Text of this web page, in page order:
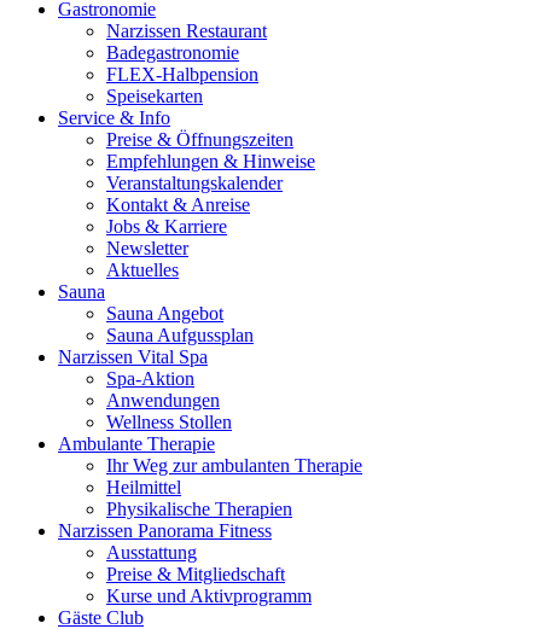
Gastronomie
Narzissen Restaurant
Badegastronomie
FLEX-Halbpension
Speisekarten
Service & Info
Preise & Öffnungszeiten
Empfehlungen & Hinweise
Veranstaltungskalender
Kontakt & Anreise
Jobs & Karriere
Newsletter
Aktuelles
Sauna
Sauna Angebot
Sauna Aufgussplan
Narzissen Vital Spa
Spa-Aktion
Anwendungen
Wellness Stollen
Ambulante Therapie
Ihr Weg zur ambulanten Therapie
Heilmittel
Physikalische Therapien
Narzissen Panorama Fitness
Ausstattung
Preise & Mitgliedschaft
Kurse und Aktivprogramm
Gäste Club